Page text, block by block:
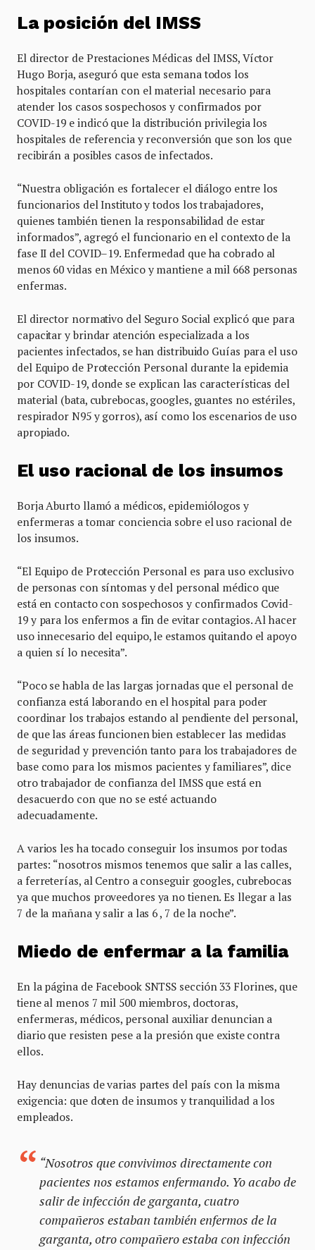
La posición del IMSS
El director de Prestaciones Médicas del IMSS, Víctor
Hugo Borja, aseguró que esta semana todos los
hospitales contarían con el material necesario para
atender los casos sospechosos y confirmados por
COVID-19 e indicó que la distribución privilegia los
hospitales de referencia y reconversión que son los que
recibirán a posibles casos de infectados.
“Nuestra obligación es fortalecer el diálogo entre los
funcionarios del Instituto y todos los trabajadores,
quienes también tienen la responsabilidad de estar
informados”, agregó el funcionario en el contexto de la
fase II del COVID–19. Enfermedad que ha cobrado al
menos 60 vidas en México y mantiene a mil 668 personas
enfermas.
El director normativo del Seguro Social explicó que para
capacitar y brindar atención especializada a los
pacientes infectados, se han distribuido Guías para el uso
del Equipo de Protección Personal durante la epidemia
por COVID-19, donde se explican las características del
material (bata, cubrebocas, googles, guantes no estériles,
respirador N95 y gorros), así como los escenarios de uso
apropiado.
El uso racional de los insumos
Borja Aburto llamó a médicos, epidemiólogos y
enfermeras a tomar conciencia sobre el uso racional de
los insumos.
“El Equipo de Protección Personal es para uso exclusivo
de personas con síntomas y del personal médico que
está en contacto con sospechosos y confirmados Covid-
19 y para los enfermos a fin de evitar contagios. Al hacer
uso innecesario del equipo, le estamos quitando el apoyo
a quien sí lo necesita”.
“Poco se habla de las largas jornadas que el personal de
confianza está laborando en el hospital para poder
coordinar los trabajos estando al pendiente del personal,
de que las áreas funcionen bien establecer las medidas
de seguridad y prevención tanto para los trabajadores de
base como para los mismos pacientes y familiares”, dice
otro trabajador de confianza del IMSS que está en
desacuerdo con que no se esté actuando
adecuadamente.
A varios les ha tocado conseguir los insumos por todas
partes: “nosotros mismos tenemos que salir a las calles,
a ferreterías, al Centro a conseguir googles, cubrebocas
ya que muchos proveedores ya no tienen. Es llegar a las
7 de la mañana y salir a las 6 , 7 de la noche”.
Miedo de enfermar a la familia
En la página de Facebook SNTSS sección 33 Florines, que
tiene al menos 7 mil 500 miembros, doctoras,
enfermeras, médicos, personal auxiliar denuncian a
diario que resisten pese a la presión que existe contra
ellos.
Hay denuncias de varias partes del país con la misma
exigencia: que doten de insumos y tranquilidad a los
empleados.
“Nosotros que convivimos directamente con
pacientes nos estamos enfermando. Yo acabo de
salir de infección de garganta, cuatro
compañeros estaban también enfermos de la
garganta, otro compañero estaba con infección